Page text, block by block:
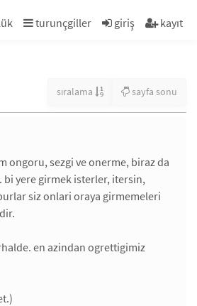
turunçgiller giriş kayıt
sıralama sayfa sonu
ongoru, sezgi ve onerme, biraz da
yere girmek isterler, itersin,
siz onlari oraya girmemeleri
en azindan ogrettigimiz